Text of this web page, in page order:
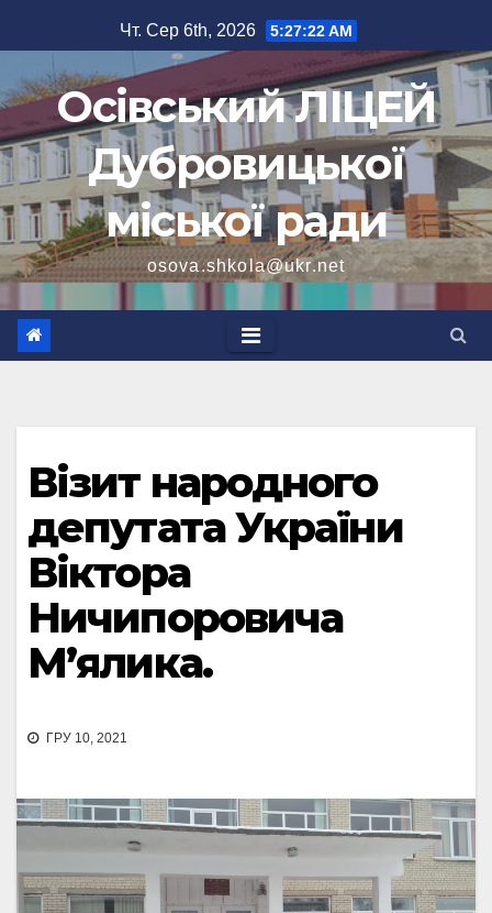
до
вмісту
Чт. Сер 6th, 2026 5:27:23 AM
Осівський ЛІЦЕЙ
Дубровицької
міської ради
osova.shkola@ukr.net
Візит народного
депутата України
Віктора
Ничипоровича
М’ялика.
ГРУ 10, 2021